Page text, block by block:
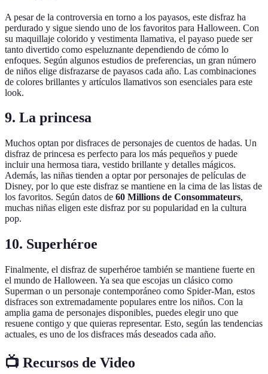
A pesar de la controversia en torno a los payasos, este disfraz ha
perdurado y sigue siendo uno de los favoritos para Halloween. Con
su maquillaje colorido y vestimenta llamativa, el payaso puede ser
tanto divertido como espeluznante dependiendo de cómo lo
enfoques. Según algunos estudios de preferencias, un gran número
de niños elige disfrazarse de payasos cada año. Las combinaciones
de colores brillantes y artículos llamativos son esenciales para este
look.
9. La princesa
Muchos optan por disfraces de personajes de cuentos de hadas. Un
disfraz de princesa es perfecto para los más pequeños y puede
incluir una hermosa tiara, vestido brillante y detalles mágicos.
Además, las niñas tienden a optar por personajes de películas de
Disney, por lo que este disfraz se mantiene en la cima de las listas de
los favoritos. Según datos de 60 Millions de Consommateurs,
muchas niñas eligen este disfraz por su popularidad en la cultura
pop.
10. Superhéroe
Finalmente, el disfraz de superhéroe también se mantiene fuerte en
el mundo de Halloween. Ya sea que escojas un clásico como
Superman o un personaje contemporáneo como Spider-Man, estos
disfraces son extremadamente populares entre los niños. Con la
amplia gama de personajes disponibles, puedes elegir uno que
resuene contigo y que quieras representar. Esto, según las tendencias
actuales, es uno de los disfraces más deseados cada año.
📺 Recursos de Video